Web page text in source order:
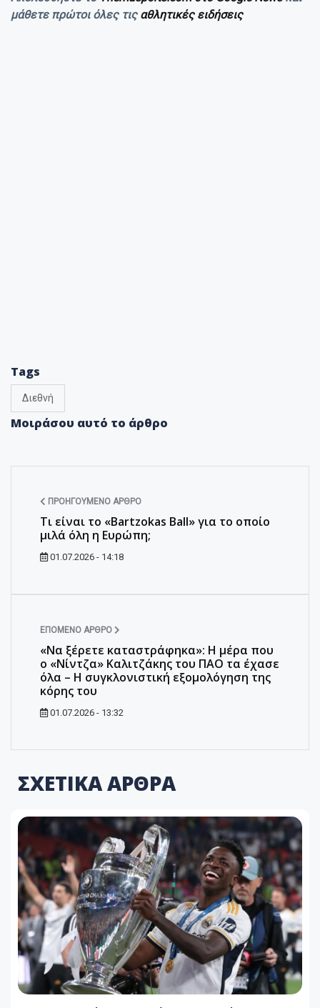
μάθετε πρώτοι όλες τις αθλητικές ειδήσεις
Tags
Διεθνή
Μοιράσου αυτό το άρθρο
ΠΡΟΗΓΟΎΜΕΝΟ ΆΡΘΡΟ
Τι είναι το «Bartzokas Ball» για το οποίο
μιλά όλη η Ευρώπη;
01.07.2026 - 14:18
ΕΠΌΜΕΝΟ ΆΡΘΡΟ
«Να ξέρετε καταστράφηκα»: H μέρα που
ο «Νίντζα» Καλιτζάκης του ΠΑΟ τα έχασε
όλα – Η συγκλονιστική εξομολόγηση της
κόρης του
01.07.2026 - 13:32
ΣΧΕΤΙΚΑ ΑΡΘΡΑ